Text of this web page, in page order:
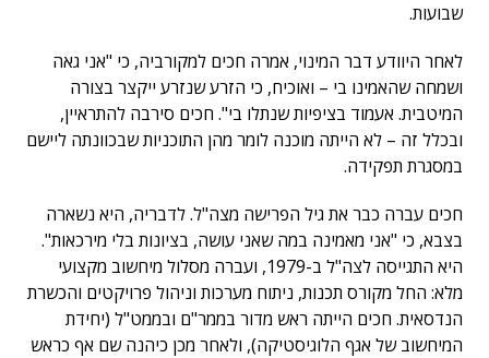
שבועות.
לאחר היוודע דבר המינוי, אמרה חכים למקורביה, כי "אני גאה
ושמחה שהאמינו בי – ואוכיח, כי הזרע שנזרע ייקצר בצורה
המיטבית. אעמוד בציפיות שנתלו בי". חכים סירבה להתראיין,
ובכלל זה – לא הייתה מוכנה לומר מהן התוכניות שבכוונתה ליישם
במסגרת תפקידה.
חכים עברה כבר את גיל הפרישה מצה"ל. לדבריה, היא נשארה
בצבא, כי "אני מאמינה במה שאני עושה, בציונות בלי מירכאות".
היא התגייסה לצה"ל ב-1979, ועברה מסלול מיחשוב מקצועי
מלא: החל מקורס תכנות, ניתוח מערכות וניהול פרויקטים והכשרת
הנדסאית. חכים הייתה ראש מדור בממר"ם ובממט"ל (יחידת
המיחשוב של אגף הלוגיסטיקה), ולאחר מכן כיהנה שם אף כראש